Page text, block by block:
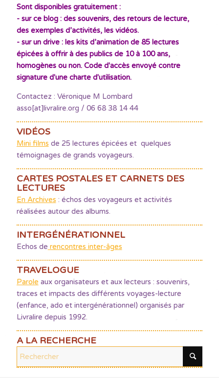
Sont disponibles gratuitement :
- sur ce blog : des souvenirs, des retours de lecture,
des exemples d’activités, les vidéos.
- sur un drive : les kits d’animation de 85 lectures
épicées à offrir à des publics de 10 à 100 ans,
homogènes ou non. Code d'accès envoyé contre
signature d'une charte d'utilisation.
Contactez : Véronique M Lombard
asso[at]livralire.org / 06 68 38 14 44
VIDÉOS
Mini films de 25 lectures épicées et quelques
témoignages de grands voyageurs.
CARTES POSTALES ET CARNETS DES
LECTURES
En Archives : échos des voyageurs et activités
réalisées autour des albums.
INTERGÉNÉRATIONNEL
Echos de rencontres inter-âges
TRAVELOGUE
Parole aux organisateurs et aux lecteurs : souvenirs,
traces et impacts des différents voyages-lecture
(enfance, ado et intergénérationnel) organisés par
Livralire depuis 1992.
A LA RECHERCHE